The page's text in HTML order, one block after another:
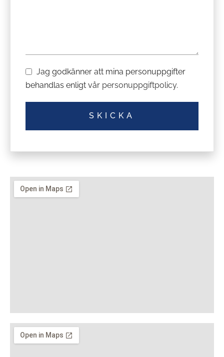
Jag godkänner att mina personuppgifter
behandlas enligt vår personuppgiftpolicy.
SKICKA